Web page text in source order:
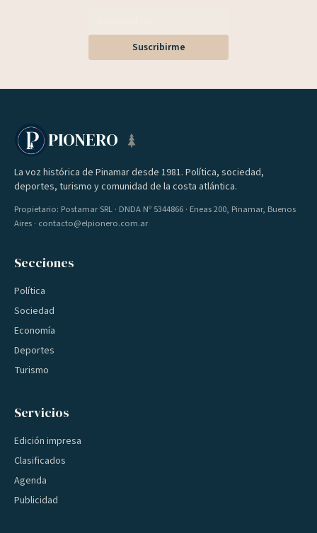
Suscribirme
PIONERO
La voz histórica de Pinamar desde 1981. Política, sociedad,
deportes, turismo y comunidad de la costa atlántica.
Propietario: Postamar SRL · DNDA Nº 5344866 · Eneas 200, Pinamar, Buenos
Aires · contacto@elpionero.com.ar
Secciones
Política
Sociedad
Economía
Deportes
Turismo
Servicios
Edición impresa
Clasificados
Agenda
Publicidad